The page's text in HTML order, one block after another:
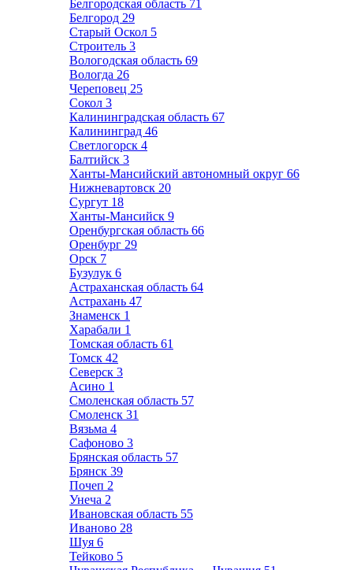
Белгородская область 71
Белгород 29
Старый Оскол 5
Строитель 3
Вологодская область 69
Вологда 26
Череповец 25
Сокол 3
Калининградская область 67
Калининград 46
Светлогорск 4
Балтийск 3
Ханты-Мансийский автономный округ 66
Нижневартовск 20
Сургут 18
Ханты-Мансийск 9
Оренбургская область 66
Оренбург 29
Орск 7
Бузулук 6
Астраханская область 64
Астрахань 47
Знаменск 1
Харабали 1
Томская область 61
Томск 42
Северск 3
Асино 1
Смоленская область 57
Смоленск 31
Вязьма 4
Сафоново 3
Брянская область 57
Брянск 39
Почеп 2
Унеча 2
Ивановская область 55
Иваново 28
Шуя 6
Тейково 5